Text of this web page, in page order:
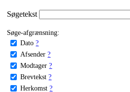
Søgetekst
Søge-afgrænsning:
Dato ?
Afsender ?
Modtager ?
Brevtekst ?
Herkomst ?